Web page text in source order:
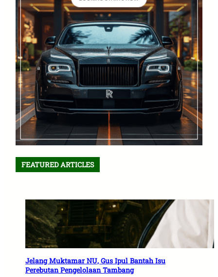
FEATURED ARTICLES
Jelang Muktamar NU, Gus Ipul Bantah Isu
Perebutan Pengelolaan Tambang